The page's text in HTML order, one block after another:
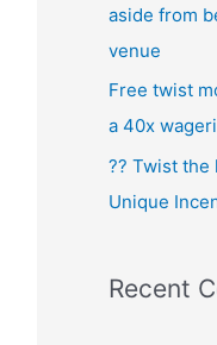
aside from
venue
Free twist
a 40x
?? Twist the
Unique
Recent